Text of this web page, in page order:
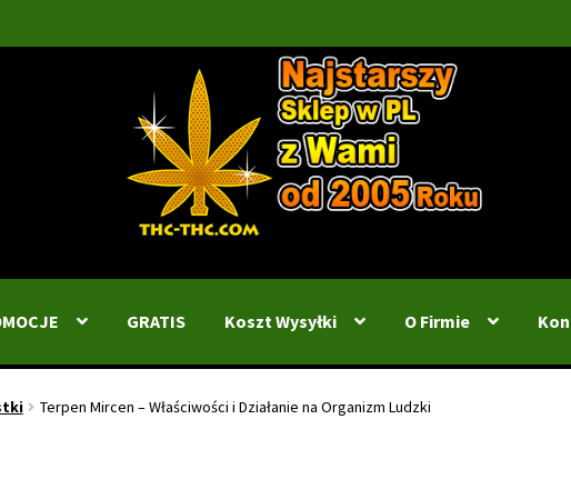
GRATIS Koszt Wysyłki O Firmie
Terpen Mircen – Właściwości i Działanie na Organizm Ludzki